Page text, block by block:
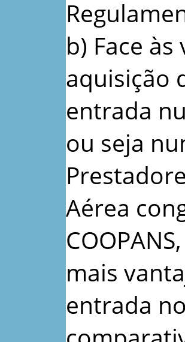
b) Face
aquisição
entrada
ou seja
Aérea
mais
entrada